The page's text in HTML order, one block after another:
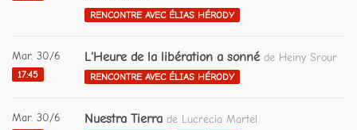
RENCONTRE AVEC ÉLIAS HÉRODY
Mar. 30/6
17:45
L'Heure de la libération a sonné de Heiny Srour
RENCONTRE AVEC ÉLIAS HÉRODY
Mar. 30/6 Nuestra Tierra de Lucrecia Martel